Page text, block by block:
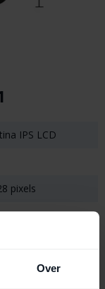
Over
IPS LCD
pixels
camera's